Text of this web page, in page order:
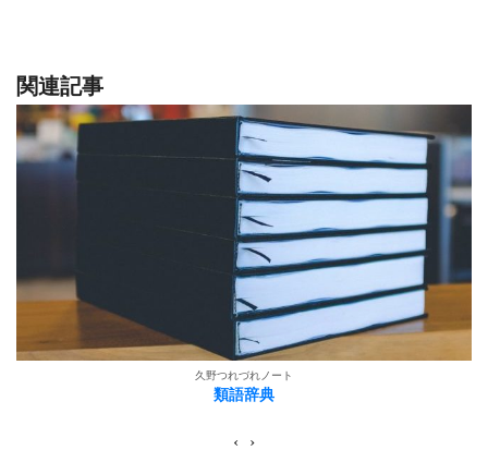
関連記事
久野つれづれノート
類語辞典
‹ ›